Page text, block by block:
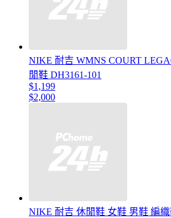
NIKE 耐吉 WMNS COURT
閒鞋 DH3161-101
$1,199
$2,000
NIKE 耐吉 休閒鞋 女鞋 男鞋 編織